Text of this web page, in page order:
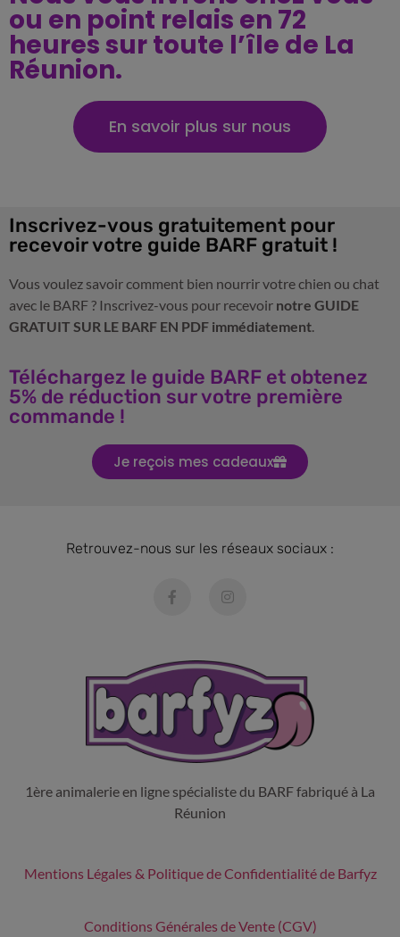
ou en point relais en 72
heures sur toute l’île de La
Réunion.
En savoir plus sur nous
Inscrivez-vous gratuitement pour
recevoir votre guide BARF gratuit !
Vous voulez savoir comment bien nourrir votre chien ou chat
avec le BARF ? Inscrivez-vous pour recevoir notre GUIDE
GRATUIT SUR LE BARF EN PDF immédiatement
Téléchargez le guide BARF et obtenez
5% de réduction sur votre première
commande !
Je reçois mes cadeaux
Retrouvez-nous sur les réseaux sociaux :
1ère animalerie en ligne spécialiste du BARF fabriqué à La
Réunion
Mentions Légales & Politique de Confidentialité de Barfyz
Conditions Générales de Vente (CGV)